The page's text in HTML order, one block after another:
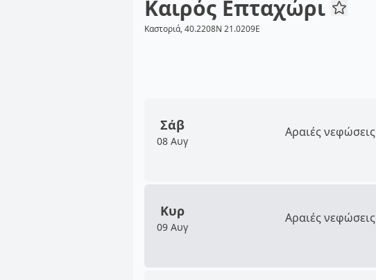
Καιρός Επταχώρι
Καστοριά, 40.2208N 21.0209E
Σάβ
08 Αυγ
Αραιές νεφώσεις
Κυρ
09 Αυγ
Αραιές νεφώσεις